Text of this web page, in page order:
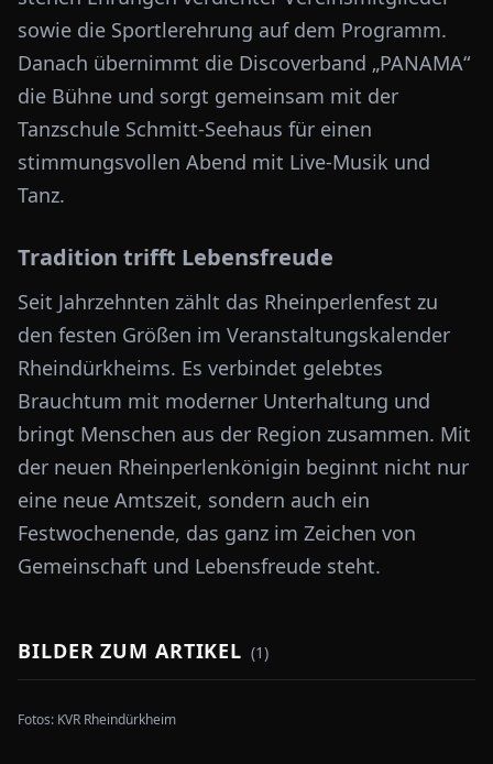
sowie die Sportlerehrung auf dem Programm.
Danach übernimmt die Discoverband „PANAMA“
die Bühne und sorgt gemeinsam mit der
Tanzschule Schmitt-Seehaus für einen
stimmungsvollen Abend mit Live-Musik und
Tanz.
Tradition trifft Lebensfreude
Seit Jahrzehnten zählt das Rheinperlenfest zu
den festen Größen im Veranstaltungskalender
Rheindürkheims. Es verbindet gelebtes
Brauchtum mit moderner Unterhaltung und
bringt Menschen aus der Region zusammen. Mit
der neuen Rheinperlenkönigin beginnt nicht nur
eine neue Amtszeit, sondern auch ein
Festwochenende, das ganz im Zeichen von
Gemeinschaft und Lebensfreude steht.
BILDER ZUM ARTIKEL (1)
Fotos: KVR Rheindürkheim